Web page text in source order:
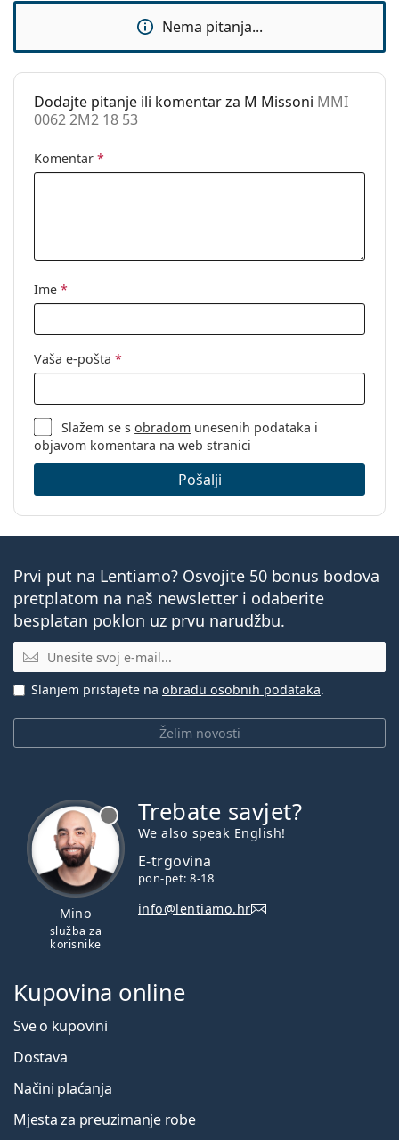
Ovo je medicinski proizvod. Prije uporabe pročitajte
upute za uporabu.
Ne
Kutijica:
Da
čišćenje:
Da
Ostalo
Spol:
Ženske
Nema pitanja...
Dodajte pitanje ili komentar za M Missoni MMI
0062 2M2 18 53
Komentar *
Ime *
Vaša e-pošta *
Slažem se sobradom unesenih podataka i
objavom komentara na web stranici
Pošalji
Prvi put na Lentiamo? Osvojite 50 bonus bodova
pretplatom na naš newsletter i odaberite
besplatan poklon uz prvu narudžbu.
E-mail
Želim novosti
Slanjem pristajete na obradu osobnih podataka.
Mino
služba za
korisnike
Trebate savjet?
We also speak English!
E-trgovina
pon-pet: 8-18
info@lentiamo.hr
Kupovina online
Sve o kupovini
Dostava
Načini plaćanja
Mjesta za preuzimanje robe